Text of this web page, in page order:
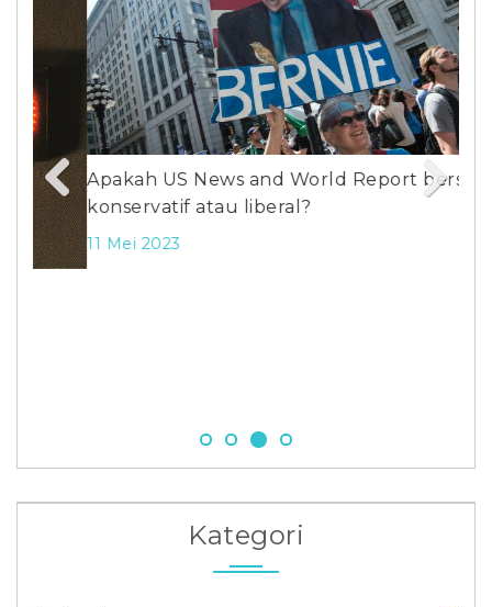
Apakah US News and World Report bersifat
konservatif atau liberal?
11 Mei 2023
Previous
Kategori